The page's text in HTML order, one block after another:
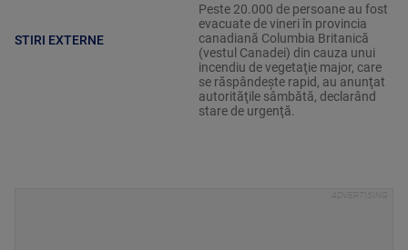
STIRI EXTERNE
Peste 20.000 de persoane au fost
evacuate de vineri în provincia
canadiană Columbia Britanică
(vestul Canadei) din cauza unui
incendiu de vegetaţie major, care
se răspândeşte rapid, au anunţat
autorităţile sâmbătă, declarând
stare de urgenţă.